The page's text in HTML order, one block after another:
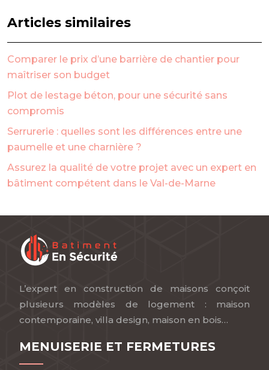
Articles similaires
Comparer le prix d’une barrière de chantier pour
maîtriser son budget
Plot de lestage béton, pour une sécurité sans
compromis
Serrurerie : quelles sont les différences entre une
paumelle et une charnière ?
Assurez la qualité de votre projet avec un expert en
bâtiment compétent dans le Val-de-Marne
L’expert en construction de maisons conçoit
plusieurs modèles de logement : maison
contemporaine, villa design, maison en bois…
MENUISERIE ET FERMETURES